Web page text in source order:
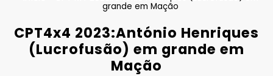
grande em Mação
CPT4x4 2023:António Henriques
(Lucrofusão) em grande em
Mação